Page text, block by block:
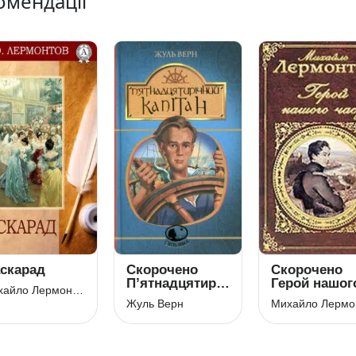
Скорочено
П’ятнадцятирічний
капітан
Жуль Верн
Скорочено
Герой
часу